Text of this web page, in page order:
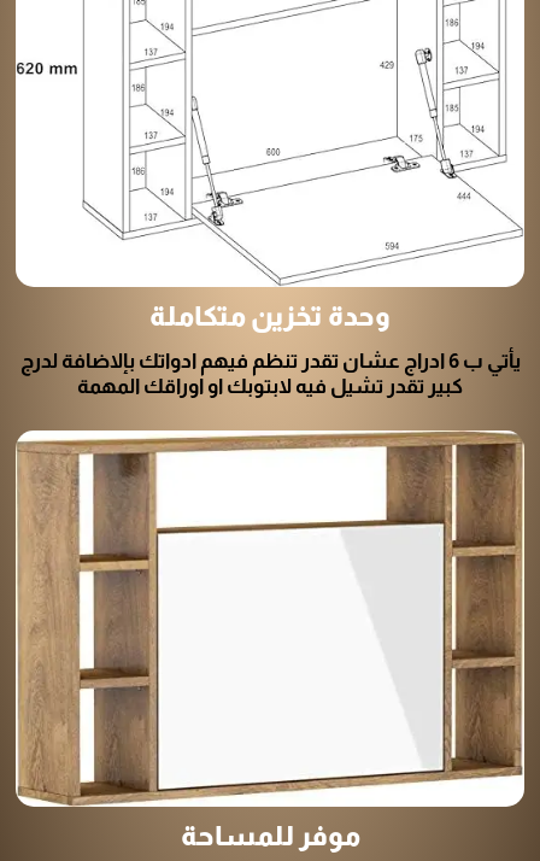
وحدة تخزين متكاملة
يأتي ب 6 ادراج عشان تقدر تنظم فيهم ادواتك بإلاضافة لدرج
كبير تقدر تشيل فيه لابتوبك او اوراقك المهمة
موفر للمساحة